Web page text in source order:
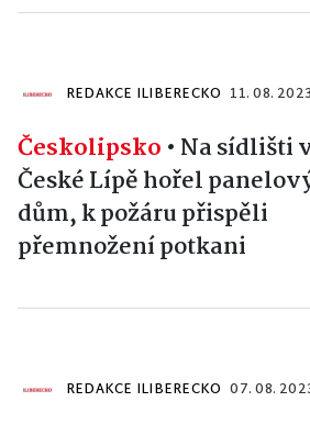
REDAKCE ILIBERECKO 11. 08. 2023
Českolipsko • Na sídlišti
České Lípě hořel
dům, k požáru přispěli
přemnožení potkani
REDAKCE ILIBERECKO 07. 08.